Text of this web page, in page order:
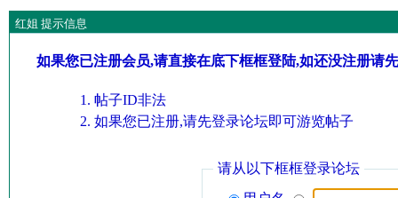
红姐 提示信息
如果您已注册会员,请直接在底下框框登陆,如还没注册请
帖子ID非法
如果您已注册,请先登录论坛即可游览帖子
请从以下框框登录论坛